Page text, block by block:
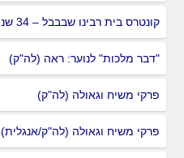
קונטרס בית רבינו שבבבל – 34 שנה להדפסתו
"דבר מלכות" לנוער: ראה (לה"ק)
פרקי משיח וגאולה (לה"ק)
פרקי משיח וגאולה (לה"ק/אנגלית)